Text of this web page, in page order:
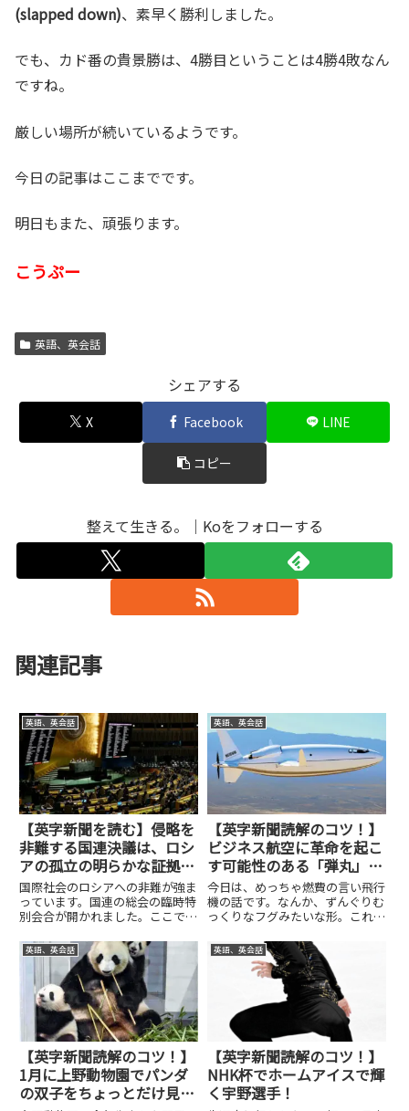
(slapped down)、素早く勝利しました。
でも、カド番の貴景勝は、4勝目ということは4勝4敗なん
ですね。
厳しい場所が続いているようです。
今日の記事はここまでです。
明日もまた、頑張ります。
こうぷー
英語、英会話
シェアする
X Facebook LINE
コピー
整えて生きる。｜Koをフォローする
関連記事
英語、英会話
【英字新聞を読む】侵略を
非難する国連決議は、ロシ
アの孤立の明らかな証拠で
す！
国際社会のロシアへの非難が強ま
っています。国連の総会の臨時特
別会合が開かれました。ここで、
非難と、即時撤退の要求の決議が
採択された。しかも、多数の賛成
で採択されたことにより、国際社
会全体として、ロシアの行動が
非...
英語、英会話
【英字新聞読解のコツ！】
ビジネス航空に革命を起こ
す可能性のある「弾丸」飛
行機！
今日は、めっちゃ燃費の言い飛行
機の話です。なんか、ずんぐりむ
っくりなフグみたいな形。これ
す。一方で、以前には、めっちゃ
早い航空機の話題を取り上げたこ
ともあります。いろんなことが二
極化していっているように感じま
英語、英会話
【英字新聞読解のコツ！】
1月に上野動物園でパンダ
の双子をちょっとだけ見れ
英語、英会話
【英字新聞読解のコツ！】
NHK杯でホームアイスで輝
く宇野選手！